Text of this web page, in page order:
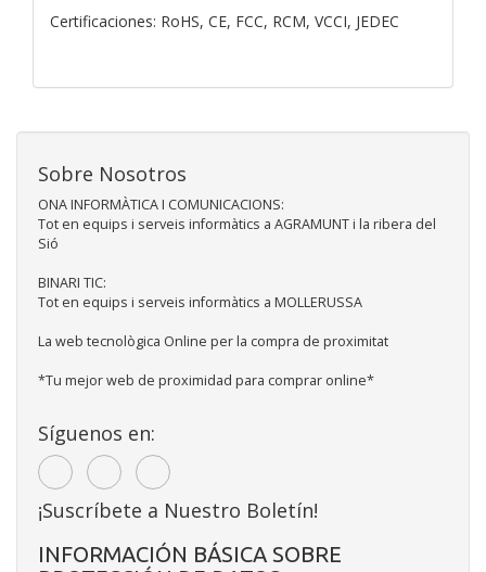
Certificaciones: RoHS, CE, FCC, RCM, VCCI, JEDEC
Sobre Nosotros
ONA INFORMÀTICA I COMUNICACIONS:
Tot en equips i serveis informàtics a AGRAMUNT i la ribera del
Sió
BINARI TIC:
Tot en equips i serveis informàtics a MOLLERUSSA
La web tecnològica Online per la compra de proximitat
*Tu mejor web de proximidad para comprar online*
Síguenos en:
¡Suscríbete a Nuestro Boletín!
INFORMACIÓN BÁSICA SOBRE